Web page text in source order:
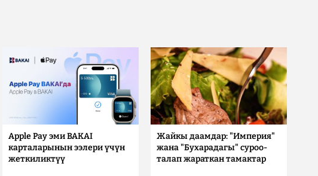
Apple Pay эми BAKAI
карталарынын ээлери үчүн
жеткиликтүү
Жайкы даамдар: "Империя"
жана "Бухарадагы" суроо-
талап жараткан тамактар